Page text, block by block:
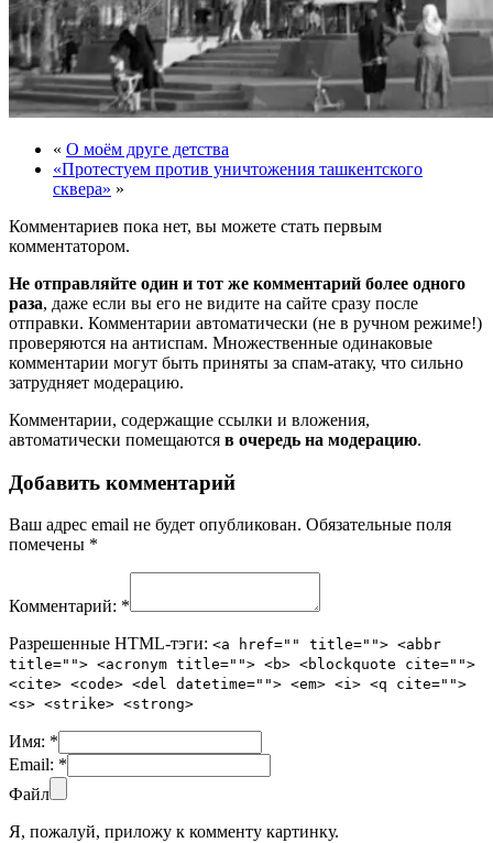
« О моём друге детства
«Протестуем против уничтожения ташкентского
сквера» »
Комментариев пока нет, вы можете стать первым
комментатором.
Не отправляйте один и тот же комментарий более одного
раза, даже если вы его не видите на сайте сразу после
отправки. Комментарии автоматически (не в ручном режиме!)
проверяются на антиспам. Множественные одинаковые
комментарии могут быть приняты за спам-атаку, что сильно
затрудняет модерацию.
Комментарии, содержащие ссылки и вложения,
автоматически помещаются в очередь на модерацию.
Добавить комментарий
Ваш адрес email не будет опубликован. Обязательные поля
помечены *
Комментарий: *
Разрешенные HTML-тэги: <a href="" title=""> <abbr
title=""> <acronym title=""> <b> <blockquote cite="">
<cite> <code> <del datetime=""> <em> <i> <q cite="">
<s> <strike> <strong>
Имя: *
Email: *
Файл
Я, пожалуй, приложу к комменту картинку.